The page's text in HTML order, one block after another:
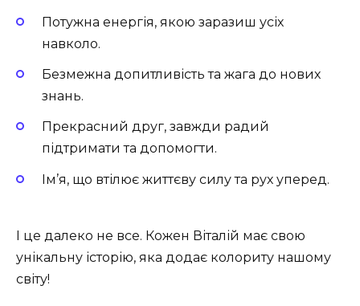
Потужна енергія, якою заразиш усіх
навколо.
Безмежна допитливість та жага до нових
знань.
Прекрасний друг, завжди радий
підтримати та допомогти.
Ім’я, що втілює життєву силу та рух уперед.
І це далеко не все. Кожен Віталій має свою
унікальну історію, яка додає колориту нашому
світу!